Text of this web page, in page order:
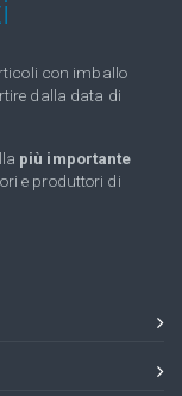
con imballo
dalla data di
più importante
e produttori di